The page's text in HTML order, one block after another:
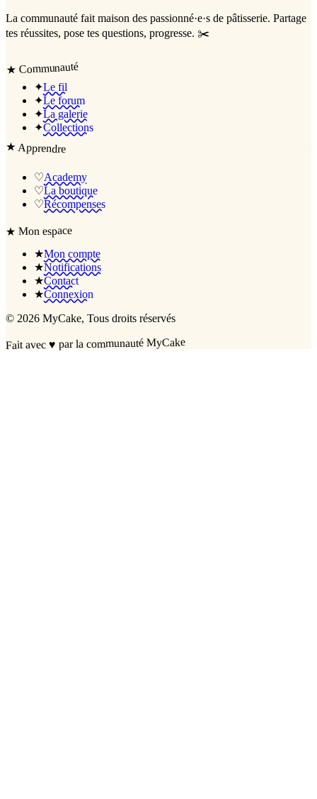
La communauté fait maison des passionné·e·s de pâtisserie. Partage
tes réussites, pose tes questions, progresse. ✂️
★ Communauté
✦Le fil
✦Le forum
✦La galerie
✦Collections
★Apprendre
♡Academy
♡La boutique
♡Récompenses
★Mon espace
★Mon compte
★Notifications
★Contact
★Connexion
© 2026 MyCake, Tous droits réservés
Fait avec♥ par la communauté MyCake